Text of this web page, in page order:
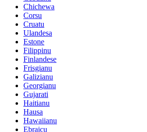
Chichewa
Corsu
Cruatu
Ulandesa
Estone
Filippinu
Finlandese
Frisgianu
Galizianu
Georgianu
Gujarati
Haitianu
Hausa
Hawaiianu
Ebraicu